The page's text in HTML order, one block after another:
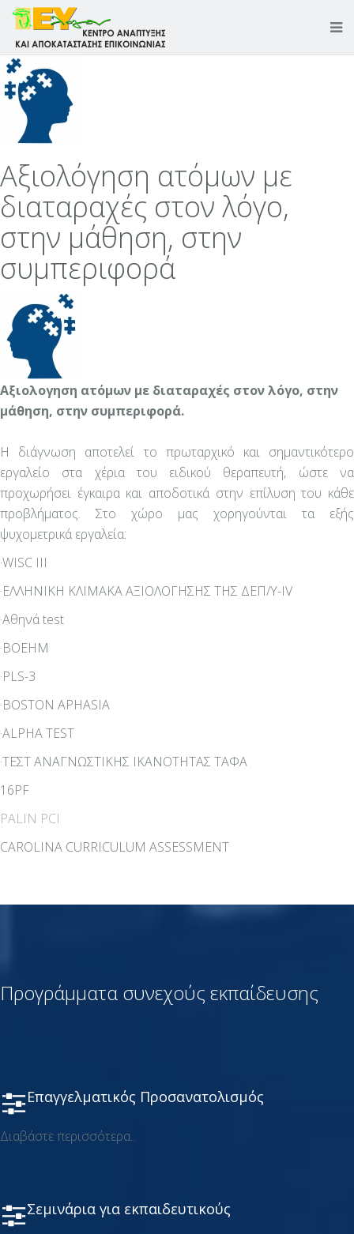
Αξιολόγηση ατόμων με
διαταραχές στον λόγο,
στην μάθηση, στην
συμπεριφορά
Αξιολογηση ατόμων με διαταραχές στον λόγο, στην
μάθηση, στην συμπεριφορά.
Η διάγνωση αποτελεί το πρωταρχικό και σημαντικότερο
εργαλείο στα χέρια του ειδικού θεραπευτή, ώστε να
προχωρήσει έγκαιρα και αποδοτικά στην επίλυση του κάθε
προβλήματος. Στο χώρο μας χορηγούνται τα εξής
ψυχομετρικά εργαλεία:
·WISC III
·ΕΛΛΗΝΙΚΗ ΚΛΙΜΑΚΑ ΑΞΙΟΛΟΓΗΣΗΣ ΤΗΣ ΔΕΠ/Υ-IV
·Αθηνά test
·BOEHM
·PLS-3
·BOSTON APHASIA
·ALPHA TEST
·ΤΕΣΤ ΑΝΑΓΝΩΣΤΙΚΗΣ ΙΚΑΝΟΤΗΤΑΣ ΤΑΦΑ
16PF
PALIN PCI
CAROLINA CURRICULUM ASSESSMENT
Προγράμματα συνεχούς εκπαίδευσης
Επαγγελματικός Προσανατολισμός
Διαβάστε περισσότερα..
Σεμινάρια για εκπαιδευτικούς